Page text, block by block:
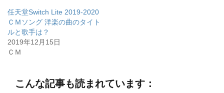
(
新
し
い
ウ
ィ
ン
ま
す
ッ
ク
し
だ
い
ウ
任天堂Switch Lite 2019-2020
ＣＭソング 洋楽の曲のタイト
ルと歌手は？
2019年12月15日
ＣＭ
こんな記事も読まれています：